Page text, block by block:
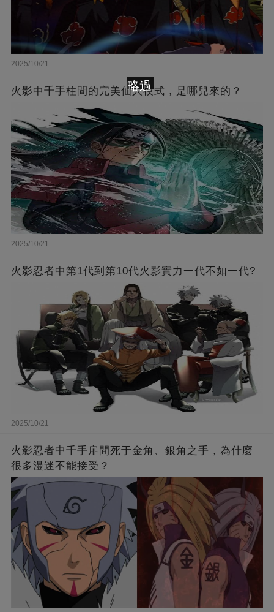
2025/10/21
火影中千手柱間的完美仙人模式，是哪兒來的？
2025/10/21
火影忍者中第1代到第10代火影實力一代不如一代?
2025/10/21
火影忍者中千手扉間死于金角、銀角之手，為什麼
很多漫迷不能接受？
略過